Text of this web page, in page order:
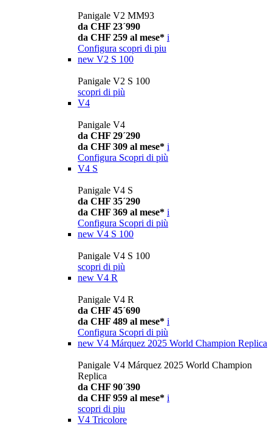
Panigale V2 MM93
da CHF 23´990
da CHF 259 al mese* i
Configura scopri di piu
new V2 S 100
Panigale V2 S 100
scopri di più
V4
Panigale V4
da CHF 29´290
da CHF 309 al mese* i
Configura Scopri di più
V4 S
Panigale V4 S
da CHF 35´290
da CHF 369 al mese* i
Configura Scopri di più
new V4 S 100
Panigale V4 S 100
scopri di più
new V4 R
Panigale V4 R
da CHF 45´690
da CHF 489 al mese* i
Configura Scopri di più
new V4 Márquez 2025 World Champion Replica
Panigale V4 Márquez 2025 World Champion
Replica
da CHF 90´390
da CHF 959 al mese* i
scopri di piu
V4 Tricolore